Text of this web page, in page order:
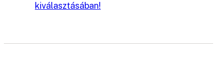
kiválasztásában!